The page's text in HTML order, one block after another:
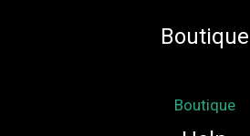
Boutique
Boutique